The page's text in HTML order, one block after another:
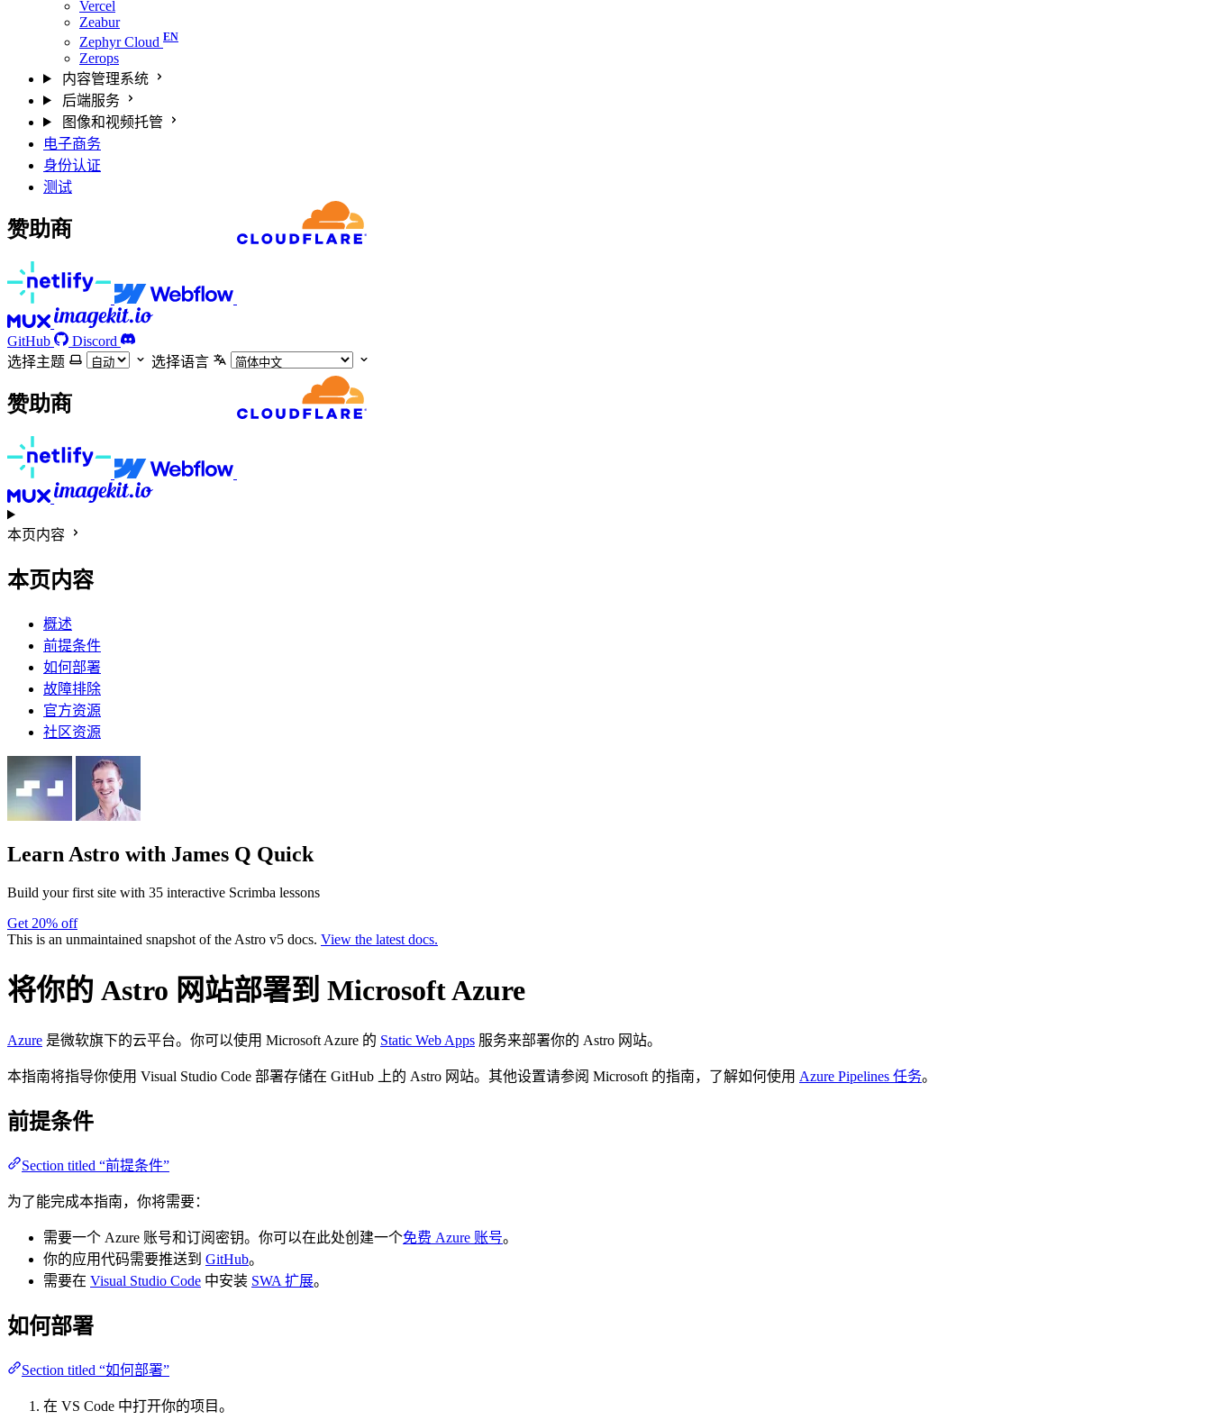
Vercel
Zeabur
Zephyr Cloud
Zerops
内容管理系统
后端服务
图像和视频托管
电子商务
身份认证
测试
赞助商
GitHub
Discord
选择主题
选择语言
赞助商
本页内容
本页内容
概述
前提条件
如何部署
故障排除
官方资源
社区资源
Learn Astro with James Q Quick
Build your first site with 35 interactive Scrimba lessons
Get 20% off
This is an unmaintained snapshot of the Astro v5 docs. View the latest docs.
将你的 Astro 网站部署到 Microsoft Azure
Azure 是微软旗下的云平台。你可以使用 Microsoft Azure 的 Static Web Apps 服务来部署你的 Astro 网站。
本指南将指导你使用 Visual Studio Code 部署存储在 GitHub 上的 Astro 网站。其他设置请参阅 Microsoft 的指南，了解如何使用 Azure Pipelines 任务。
前提条件
Section titled “前提条件”
为了能完成本指南，你将需要：
需要一个 Azure 账号和订阅密钥。你可以在此处创建一个免费 Azure 账号。
你的应用代码需要推送到 GitHub。
需要在 Visual Studio Code 中安装 SWA 扩展。
如何部署
Section titled “如何部署”
在 VS Code 中打开你的项目。